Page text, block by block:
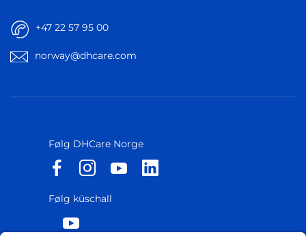
+47 22 57 95 00
norway@dhcare.com
Følg DHCare Norge
Følg küschall